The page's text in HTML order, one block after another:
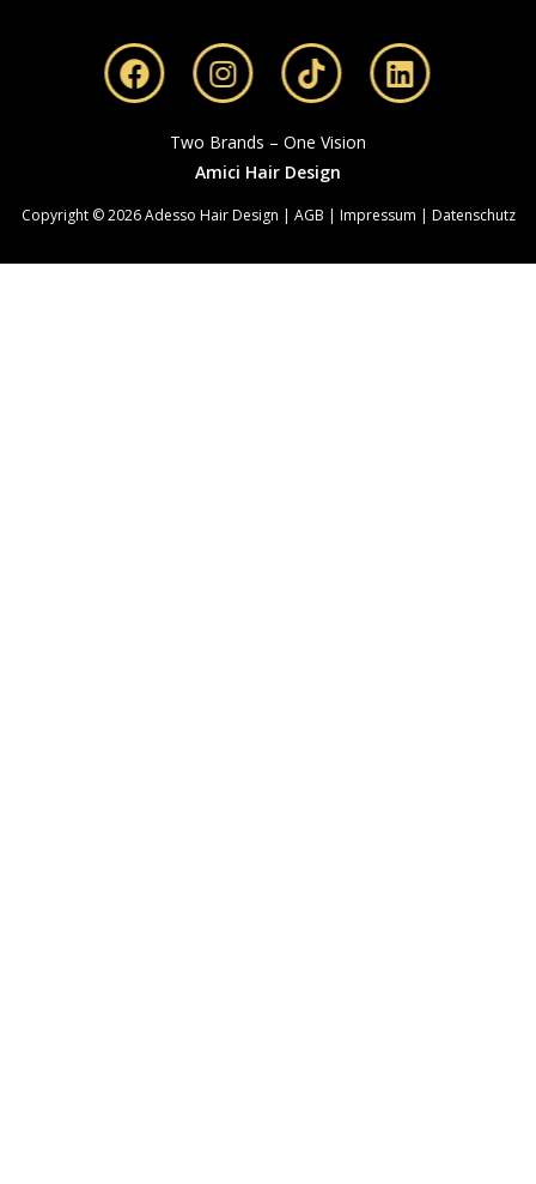
Two Brands – One Vision
Amici Hair Design
Copyright © 2026 Adesso Hair Design | AGB Impressum Datenschutz